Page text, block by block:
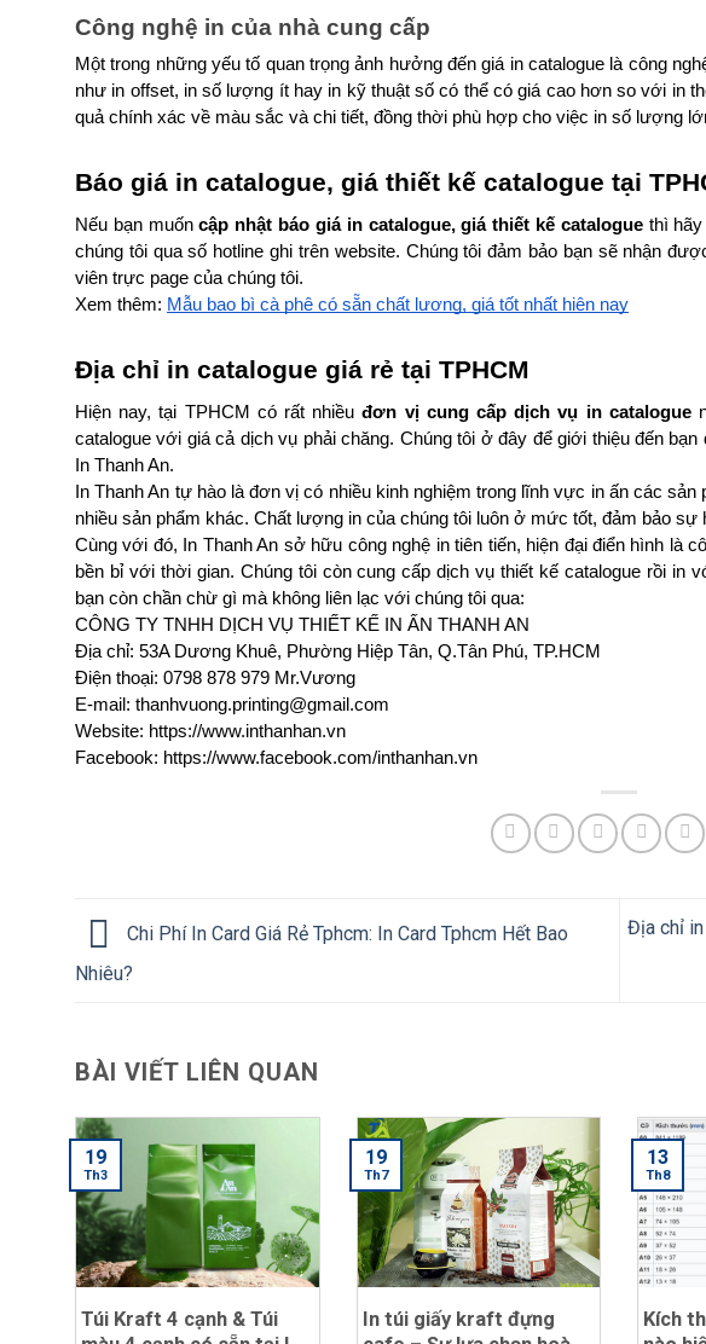
Công nghệ in của nhà cung cấp
Một trong những yếu tố quan trọng ảnh hưởng đến giá in catalogue là công
như in offset, in số lượng ít hay in kỹ thuật số có thể có giá cao hơn so với in
quả chính xác về màu sắc và chi tiết, đồng thời phù hợp cho việc in số lượng
Báo giá in catalogue, giá thiết kế catalogue tại
Nếu bạn muốn cập nhật báo giá in catalogue, giá thiết kế catalogue thì
chúng tôi qua số hotline ghi trên website. Chúng tôi đảm bảo bạn sẽ nhận
viên trực page của chúng tôi.
Xem thêm: Mẫu bao bì cà phê có sẵn chất lượng, giá tốt nhất hiện nay
Địa chỉ in catalogue giá rẻ tại TPHCM
Hiện nay, tại TPHCM có rất nhiều đơn vị cung cấp dịch vụ in catalogue
catalogue với giá cả dịch vụ phải chăng. Chúng tôi ở đây để giới thiệu đến
In Thanh An.
In Thanh An tự hào là đơn vị có nhiều kinh nghiệm trong lĩnh vực in ấn các
nhiều sản phẩm khác. Chất lượng in của chúng tôi luôn ở mức tốt, đảm bảo
Cùng với đó, In Thanh An sở hữu công nghệ in tiên tiến, hiện đại điển hình là
bền bỉ với thời gian. Chúng tôi còn cung cấp dịch vụ thiết kế catalogue rồi in
bạn còn chần chừ gì mà không liên lạc với chúng tôi qua:
CÔNG TY TNHH DỊCH VỤ THIẾT KẾ IN ẤN THANH AN
Địa chỉ: 53A Dương Khuê, Phường Hiệp Tân, Q.Tân Phú, TP.HCM
Điện thoại: 0798 878 979 Mr.Vương
E-mail: thanhvuong.printing@gmail.com
Website: https://www.inthanhan.vn
Facebook: https://www.facebook.com/inthanhan.vn
Chi Phí In Card Giá Rẻ Tphcm: In Card Tphcm Hết Bao
Nhiêu?
Địa chỉ
BÀI VIẾT LIÊN QUAN
Túi Kraft 4 cạnh & Túi
19
Th3
In túi giấy kraft đựng
19
Th7
Kích
13
Th8